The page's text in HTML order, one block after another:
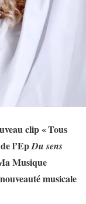
clip « Tous
l’EpDu sens
Musique
musicale